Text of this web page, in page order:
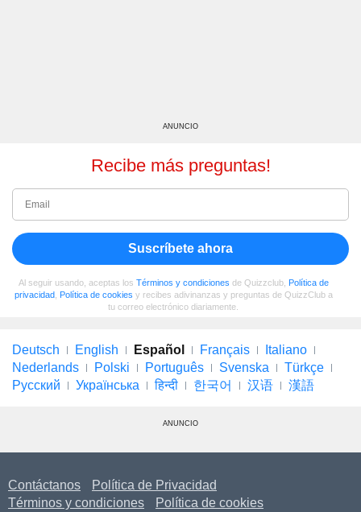
ANUNCIO
Recibe más preguntas!
Suscríbete ahora
Al seguir usando, aceptas los Términos y condiciones de Quizzclub, Política de
privacidad, Política de cookies y recibes adivinanzas y preguntas de QuizzClub a
tu correo electrónico diariamente.
Deutsch English Español Français
Italiano
Nederlands
Polski Português Svenska
Türkçe
Русский
Українська हिन्दी 한국어 汉语 漢語
ANUNCIO
Contáctanos
Política de Privacidad
Términos y condiciones
Política de cookies